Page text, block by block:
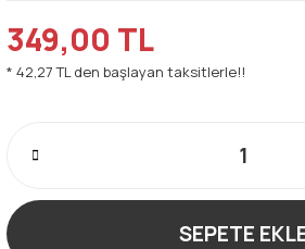
349,00 TL
* 42,27 TL den başlayan taksitlerle!!
SEPETE